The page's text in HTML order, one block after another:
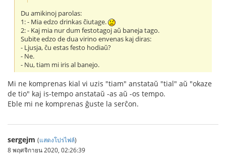
Du amikinoj parolas:
1: - Mia edzo drinkas ĉiutage.
2: - Kaj mia nur dum festotagoj aŭ baneja tago.
Subite edzo de dua virino envenas kaj diras:
- Ljusja, ĉu estas festo hodiaŭ?
- Ne.
- Nu, tiam mi iris al banejo.
Mi ne komprenas kial vi uzis "tiam" anstataŭ "tial" aŭ "okaze
de tio" kaj is-tempo anstataŭ -as aŭ -os tempo.
Eble mi ne komprenas ĝuste la serĉon.
sergejm (แสดงโปรไฟล์)
8 พฤศจิกายน 2020, 02:26:39